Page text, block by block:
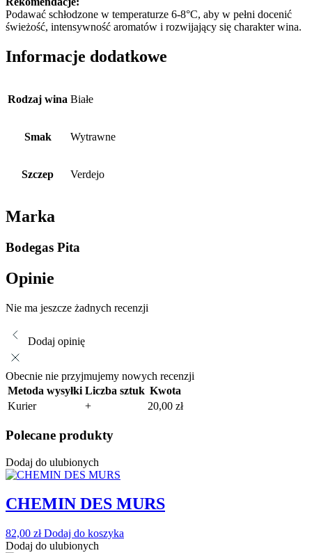
Podawać schłodzone w temperaturze 6-8°C, aby w pełni docenić
świeżość, intensywność aromatów i rozwijający się charakter wina.
Informacje dodatkowe
Rodzaj wina Białe
Smak Wytrawne
Szczep Verdejo
Marka
Bodegas Pita
Opinie
Nie ma jeszcze żadnych recenzji
Dodaj opinię
Obecnie nie przyjmujemy nowych recenzji
Metoda wysyłki Liczba sztuk Kwota
Kurier
+ 20,00 zł
Polecane produkty
Dodaj do ulubionych
CHEMIN DES MURS
82,00 zł Dodaj do koszyka
Dodaj do ulubionych